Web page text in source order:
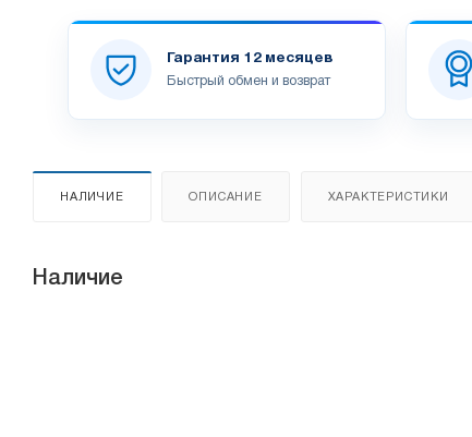
Гарантия 12 месяцев
Быстрый обмен и возврат
НАЛИЧИЕ ОПИСАНИЕ ХАРАКТЕРИСТИКИ
Наличие